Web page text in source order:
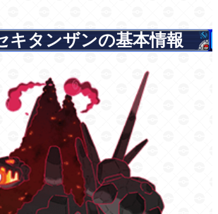
キタンザンの基本情報